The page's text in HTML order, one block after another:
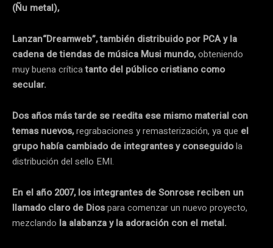
(Ñu metal),
Lanzan“Dreamweb”, también distribuido por PCA y la
cadena de tiendas de música Musi mundo,obteniendo
muy buena críticatanto del público cristiano como
secular.
Dos años más tarde se reedita ese mismo material con
temas nuevos,regrabaciones y remasterización, ya que el
grupo había cambiado de integrantes y conseguidola
distribución del sello EMI.
En el año 2007, los integrantes de Sonrose reciben un
llamado claro de Diospara comenzar un nuevo proyecto,
mezclando la alabanza y la adoración con el metal.